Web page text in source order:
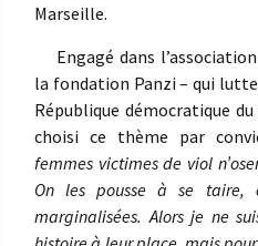
Marseille.
Engagé dans
la fondation Panzi – qui
République démocratique
choisi ce thème par
femmes victimes de viol
On les pousse à se taire,
marginalisées. Alors je ne